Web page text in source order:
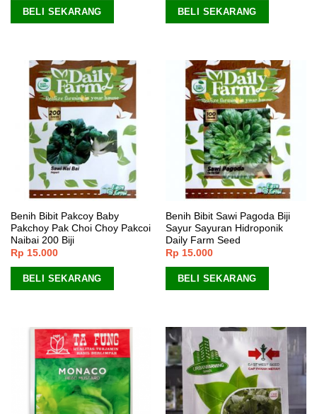
BELI SEKARANG BELI SEKARANG
Benih Bibit Pakcoy Baby
Pakchoy Pak Choi Choy Pakcoi
Naibai 200 Biji
Rp 15.000
BELI SEKARANG
Benih Bibit Sawi Pagoda Biji
Sayur Sayuran Hidroponik
Daily Farm Seed
Rp 15.000
BELI SEKARANG